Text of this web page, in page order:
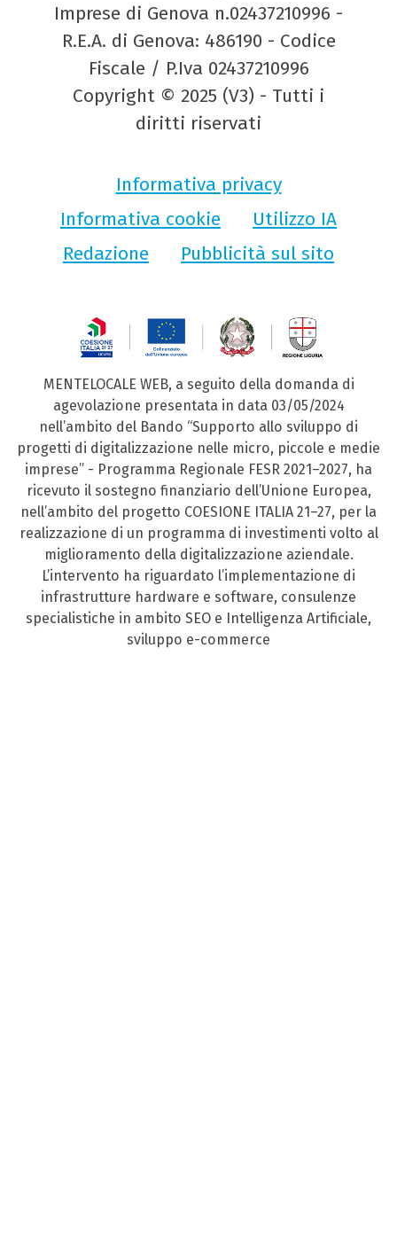
Imprese di Genova n.02437210996 -
R.E.A. di Genova: 486190 - Codice
Fiscale / P.Iva 02437210996
Copyright © 2025 (V3) - Tutti i
diritti riservati
Informativa privacy
Informativa cookie
Utilizzo IA
Redazione
Pubblicità sul sito
MENTELOCALE WEB, a seguito della domanda di
agevolazione presentata in data 03/05/2024
nell’ambito del Bando “Supporto allo sviluppo di
progetti di digitalizzazione nelle micro, piccole e medie
imprese” - Programma Regionale FESR 2021–2027, ha
ricevuto il sostegno finanziario dell’Unione Europea,
nell’ambito del progetto COESIONE ITALIA 21–27, per la
realizzazione di un programma di investimenti volto al
miglioramento della digitalizzazione aziendale.
L’intervento ha riguardato l’implementazione di
infrastrutture hardware e software, consulenze
specialistiche in ambito SEO e Intelligenza Artificiale,
sviluppo e-commerce